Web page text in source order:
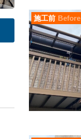
施工前 Before